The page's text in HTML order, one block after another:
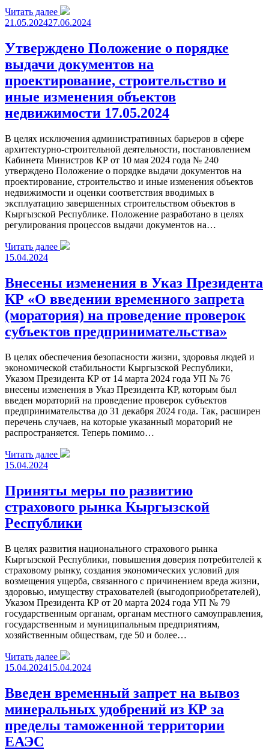
Читать далее
21.05.202427.06.2024
Утверждено Положение о порядке
выдачи документов на
проектирование, строительство и
иные изменения объектов
недвижимости 17.05.2024
В целях исключения административных барьеров в сфере
архитектурно-строительной деятельности, постановлением
Кабинета Министров КР от 10 мая 2024 года № 240
утверждено Положение о порядке выдачи документов на
проектирование, строительство и иные изменения объектов
недвижимости и оценки соответствия вводимых в
эксплуатацию завершенных строительством объектов в
Кыргызской Республике. Положение разработано в целях
регулирования процессов выдачи документов на…
Читать далее
15.04.2024
Внесены изменения в Указ Президента
КР «О введении временного запрета
(моратория) на проведение проверок
субъектов предпринимательства»
В целях обеспечения безопасности жизни, здоровья людей и
экономической стабильности Кыргызской Республики,
Указом Президента КР от 14 марта 2024 года УП № 76
внесены изменения в Указ Президента КР, которым был
введен мораторий на проведение проверок субъектов
предпринимательства до 31 декабря 2024 года. Так, расширен
перечень случаев, на которые указанный мораторий не
распространяется. Теперь помимо…
Читать далее
15.04.2024
Приняты меры по развитию
страхового рынка Кыргызской
Республики
В целях развития национального страхового рынка
Кыргызской Республики, повышения доверия потребителей к
страховому рынку, создания экономических условий для
возмещения ущерба, связанного с причинением вреда жизни,
здоровью, имуществу страхователей (выгодоприобретателей),
Указом Президента КР от 20 марта 2024 года УП № 79
государственным органам, органам местного самоуправления,
государственным и муниципальным предприятиям,
хозяйственным обществам, где 50 и более…
Читать далее
15.04.202415.04.2024
Введен временный запрет на вывоз
минеральных удобрений из КР за
пределы таможенной территории
ЕАЭС